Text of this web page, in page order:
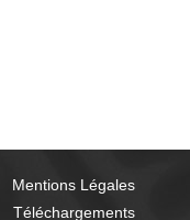
Mentions Légales
Téléchargements